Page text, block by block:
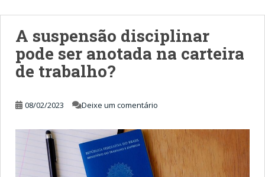
A suspensão disciplinar
pode ser anotada na carteira
de trabalho?
08/02/2023 Deixe um comentário